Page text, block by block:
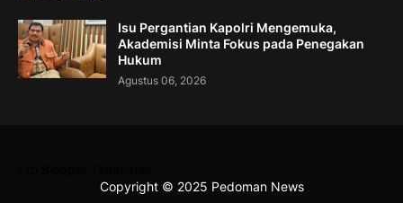
Isu Pergantian Kapolri Mengemuka,
Akademisi Minta Fokus pada Penegakan
Hukum
Agustus 06, 2026
Copyright © 2025 Pedoman News